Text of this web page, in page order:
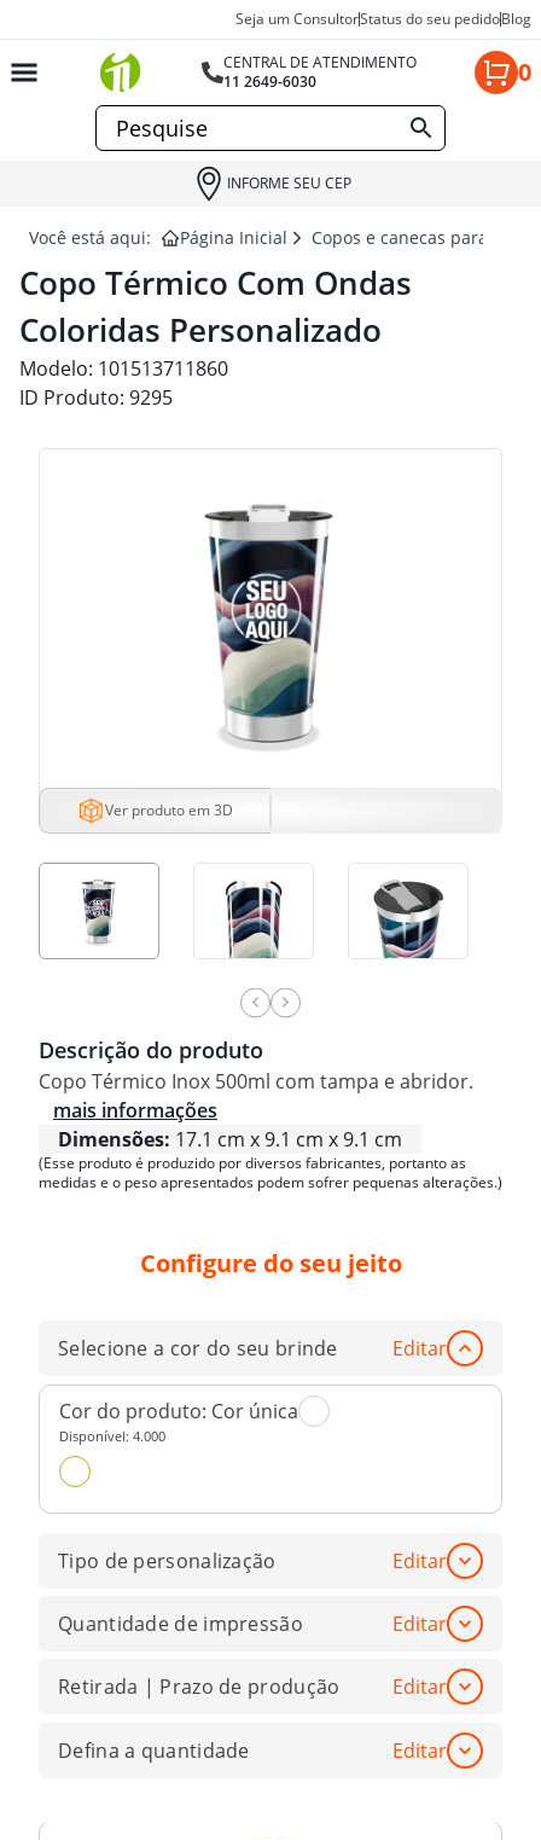
Seja um ConsultorStatus do seu pedidoBlog
CENTRAL DE ATENDIMENTO
11 2649-6030
0
INFORME SEU CEP
Você está aqui: Página Inicial Copos e canecas para
Copo Térmico Com Ondas
Coloridas Personalizado
Modelo: 101513711860
ID Produto: 9295
Ver produto em 3D
Descrição do produto
Copo Térmico Inox 500ml com tampa e abridor.
mais informações
Dimensões: 17.1 cm x 9.1 cm x 9.1 cm
(Esse produto é produzido por diversos fabricantes, portanto as
medidas e o peso apresentados podem sofrer pequenas alterações.)
Configure do seu jeito
Selecione a cor do seu brinde Editar
Cor do produto: Cor única
Disponível: 4.000
Tipo de personalização Editar
Quantidade de impressão Editar
Retirada | Prazo de produção Editar
Defina a quantidade Editar